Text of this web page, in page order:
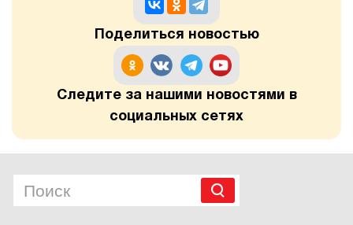
Поделиться новостью
Следите за нашими новостями в
социальных сетях